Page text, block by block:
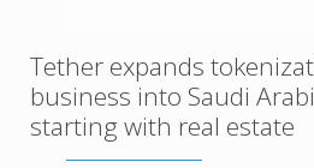
Tether expands
business into Saudi
starting with real estate